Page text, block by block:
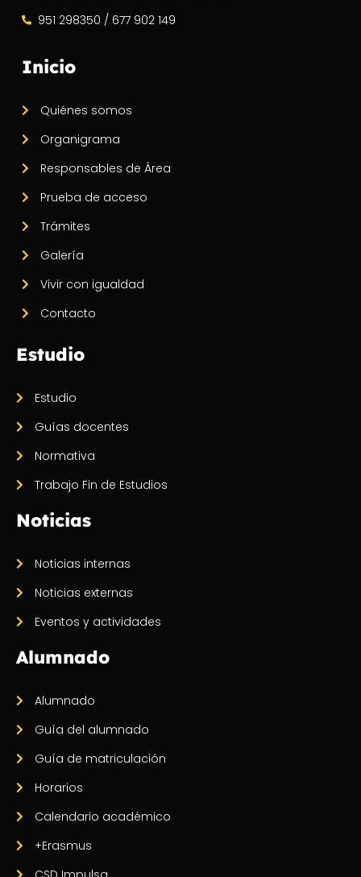
951 298350 / 677 902 149
Inicio
Quiénes somos
Organigrama
Responsables de Área
Prueba de acceso
Trámites
Galería
Vivir con igualdad
Contacto
Estudio
Estudio
Guías docentes
Normativa
Trabajo Fin de Estudios
Noticias
Noticias internas
Noticias externas
Eventos y actividades
Alumnado
Alumnado
Guía del alumnado
Guía de matriculación
Horarios
Calendario académico
+Erasmus